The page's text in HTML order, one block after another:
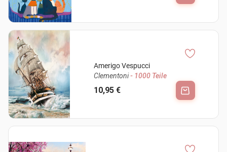
Amerigo Vespucci
Clementoni- 1000 Teile
10,95 €